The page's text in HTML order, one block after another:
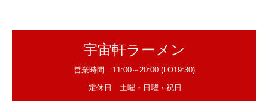
宇宙軒ラーメン
営業時間 11:00～20:00 (LO19:30)
定休日 土曜・日曜・祝日